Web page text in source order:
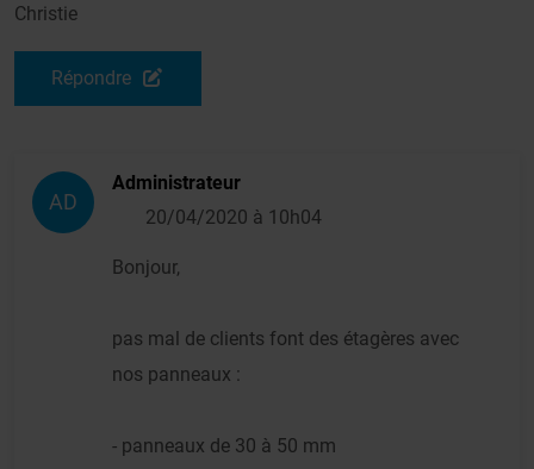
Christie
Répondre
AD
Administrateur
20/04/2020 à 10h04
Bonjour,
pas mal de clients font des étagères avec
nos panneaux :
- panneaux de 30 à 50 mm